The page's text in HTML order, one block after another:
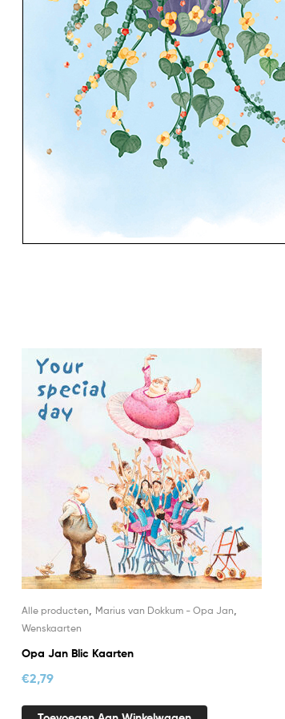
Alle producten, Marius van Dokkum - Opa Jan,
Wenskaarten
Opa Jan Blic Kaarten
€2,79